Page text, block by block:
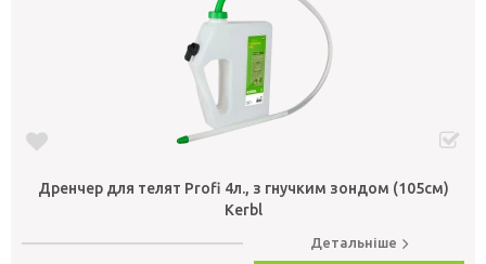
Дренчер для телят Profi 4л., з гнучким зондом (105см)
Kerbl
Детальніше